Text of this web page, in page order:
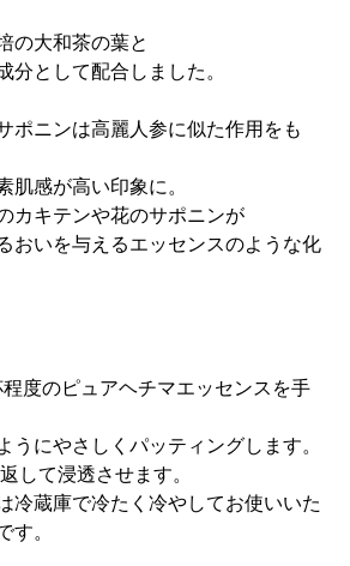
の大和茶の葉と
分として配合しました。
ポニンは高麗人参に似た作用をも
肌感が高い印象に。
カキテンや花のサポニンが
おいを与えるエッセンスのような化
度のピュアヘチマエッセンスを手
うにやさしくパッティングします。
して浸透させます。
冷蔵庫で冷たく冷やしてお使いいた
す。